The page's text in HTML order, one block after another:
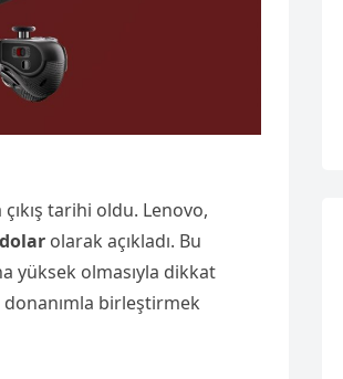
tarihi oldu. Lenovo,
olarak açıkladı. Bu
yüksek olmasıyla dikkat
birleştirmek